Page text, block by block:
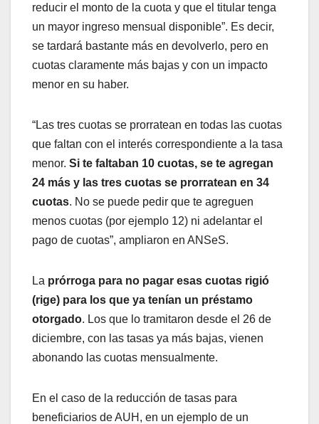
reducir el monto de la cuota y que el titular tenga
un mayor ingreso mensual disponible”. Es decir,
se tardará bastante más en devolverlo, pero en
cuotas claramente más bajas y con un impacto
menor en su haber.
“Las tres cuotas se prorratean en todas las cuotas
que faltan con el interés correspondiente a la tasa
menor. Si te faltaban 10 cuotas, se te agregan
24 más y las tres cuotas se prorratean en 34
cuotas. No se puede pedir que te agreguen
menos cuotas (por ejemplo 12) ni adelantar el
pago de cuotas”, ampliaron en ANSeS.
La prórroga para no pagar esas cuotas rigió
(rige) para los que ya tenían un préstamo
otorgado. Los que lo tramitaron desde el 26 de
diciembre, con las tasas ya más bajas, vienen
abonando las cuotas mensualmente.
En el caso de la reducción de tasas para
beneficiarios de AUH, en un ejemplo de un